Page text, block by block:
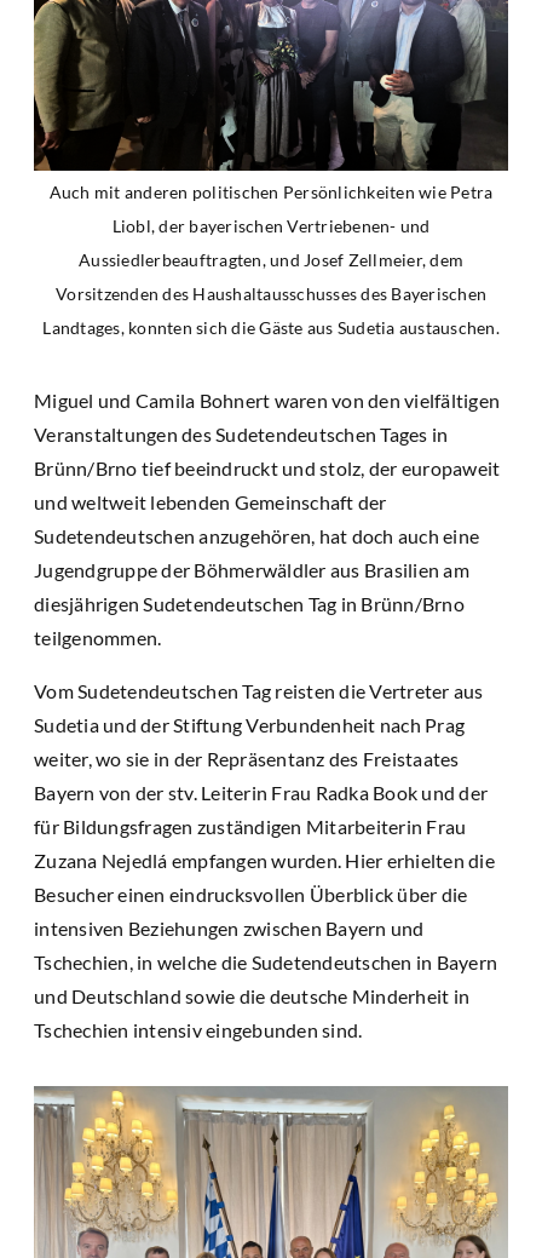
Auch mit anderen politischen Persönlichkeiten wie Petra
Liobl, der bayerischen Vertriebenen- und
Aussiedlerbeauftragten, und Josef Zellmeier, dem
Vorsitzenden des Haushaltausschusses des Bayerischen
Landtages, konnten sich die Gäste aus Sudetia austauschen.
Miguel und Camila Bohnert waren von den vielfältigen
Veranstaltungen des Sudetendeutschen Tages in
Brünn/Brno tief beeindruckt und stolz, der europaweit
und weltweit lebenden Gemeinschaft der
Sudetendeutschen anzugehören, hat doch auch eine
Jugendgruppe der Böhmerwäldler aus Brasilien am
diesjährigen Sudetendeutschen Tag in Brünn/Brno
teilgenommen.
Vom Sudetendeutschen Tag reisten die Vertreter aus
Sudetia und der Stiftung Verbundenheit nach Prag
weiter, wo sie in der Repräsentanz des Freistaates
Bayern von der stv. Leiterin Frau Radka Book und der
für Bildungsfragen zuständigen Mitarbeiterin Frau
Zuzana Nejedlá empfangen wurden. Hier erhielten die
Besucher einen eindrucksvollen Überblick über die
intensiven Beziehungen zwischen Bayern und
Tschechien, in welche die Sudetendeutschen in Bayern
und Deutschland sowie die deutsche Minderheit in
Tschechien intensiv eingebunden sind.